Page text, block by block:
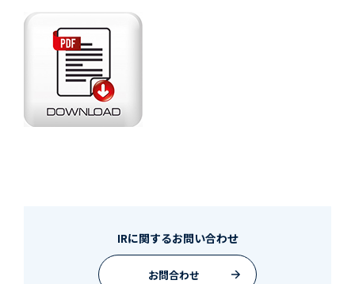
IRに関するお問い合わせ
お問合わせ